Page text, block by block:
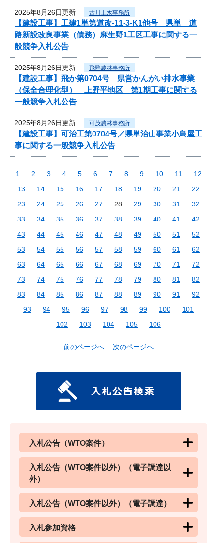
2025年8月26日更新 古川土木事務所
【建設工事】工建1単第道改-11-3-K1他号 県単 道
路新設改良事業（債務）麻生野1工区工事に関する一
般競争入札公告
2025年8月26日更新 飛騨農林事務所
【建設工事】飛か第0704号 県営かんがい排水事業
（保全合理化型） 上野平地区 第1期工事に関する
一般競争入札公告
2025年8月26日更新 可茂農林事務所
【建設工事】可治工第0704号／県単治山事業小鳥屋工
事に関する一般競争入札公告
1 2 3 4 5 6 7 8 9 10 11
12
13
14 15 16 17 18 19 20 21
22
23
24 25 26 27 28 29 30 31
32
33
34 35 36 37 38 39 40 41
42
43
44 45 46 47 48 49 50 51
52
53
54 55 56 57 58 59 60 61
62
63
64 65 66 67 68 69 70 71
72
73
74 75 76 77 78 79 80 81
82
83
84 85 86 87 88 89 90 91
92
93
94 95 96 97 98 99 100
101
102
103 104 105 106
前のページへ 次のページへ
入札公告（WTO案件）
入札公告（WTO案件以外）（電子調達以
外）
入札公告（WTO案件以外）（電子調達）
入札参加資格